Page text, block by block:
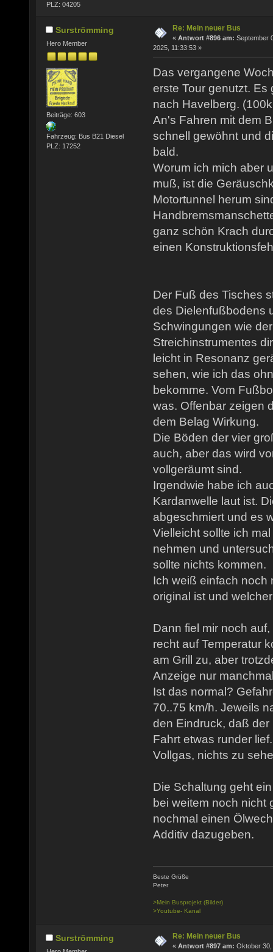
PLZ: 04205
Surströmming
Hero Member
Beiträge: 603
Fahrzeug: Bus B21 Diesel
PLZ: 17252
Re: Mein neuer Bus
« Antwort #896 am: September
2025, 11:33:53 »
Das vergangene
erste Tour genutzt. Es
nach Havelberg.
An's Fahren mit dem
schnell gewöhnt und
bald.
Worum ich mich aber
muß, ist die
Motortunnel herum
ganz schön Krach
einen
Der Fuß des Tisches
des Dielenfußbodens
Schwingungen wie
Streichinstrumentes
leicht in Resonanz
sehen, wie ich das
bekomme. Vom
was. Offenbar zeigen
dem Belag Wirkung.
Die Böden der vier
auch, aber das wird
vollgeräumt sind.
Irgendwie habe ich
Kardanwelle laut ist.
abgeschmiert und es
Vielleicht sollte ich
nehmen und
sollte nichts kommen.
Ich weiß einfach noch
original ist und
Dann fiel mir noch
recht auf Temperatur
am Grill zu, aber
Anzeige nur
Ist das normal?
70..75 km/h. Jeweils
den Eindruck, daß
Fahrt etwas runder
Vollgas, nichts zu
Die Schaltung geht
bei weitem noch nicht
nochmal einen
Additiv dazugeben.
Beste Grüße
Peter
>Mein Busprojekt (Bilder)
>Youtube- Kanal
Surströmming Re: Mein neuer Bus
« Antwort #897 am: Oktober 30,